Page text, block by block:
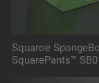
Squaroe
SquarePants™